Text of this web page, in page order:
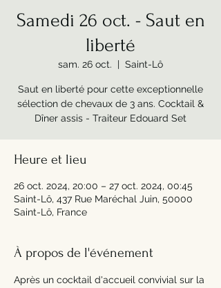
Samedi 26 oct. - Saut en
liberté
sam. 26 oct.
  |
Saint-Lô
Saut en liberté pour cette exceptionnelle
sélection de chevaux de 3 ans. Cocktail &
Dîner assis - Traiteur Edouard Set
Heure et lieu
26 oct. 2024, 20:00 – 27 oct. 2024, 00:45
Saint-Lô, 437 Rue Maréchal Juin, 50000
Saint-Lô, France
À propos de l'événement
Après un cocktail d'accueil convivial sur la